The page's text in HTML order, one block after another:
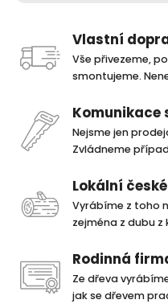
Vlastní
Vše přivezeme,
smontujeme.
Komunikace
Nejsme jen
Zvládneme
Lokální
Vyrábíme z toho
zejména z dubu z
Rodinná
Ze dřeva
jak se dřevem